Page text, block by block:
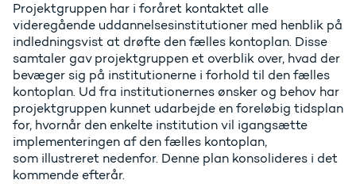
Projektgruppen har i foråret kontaktet alle
videregående uddannelsesinstitutioner med henblik på
indledningsvist at drøfte den fælles kontoplan. Disse
samtaler gav projektgruppen et overblik over, hvad der
bevæger sig på institutionerne i forhold til den fælles
kontoplan. Ud fra institutionernes ønsker og behov har
projektgruppen kunnet udarbejde en foreløbig tidsplan
for, hvornår den enkelte institution vil igangsætte
implementeringen af den fælles kontoplan,
som illustreret nedenfor. Denne plan konsolideres i det
kommende efterår.